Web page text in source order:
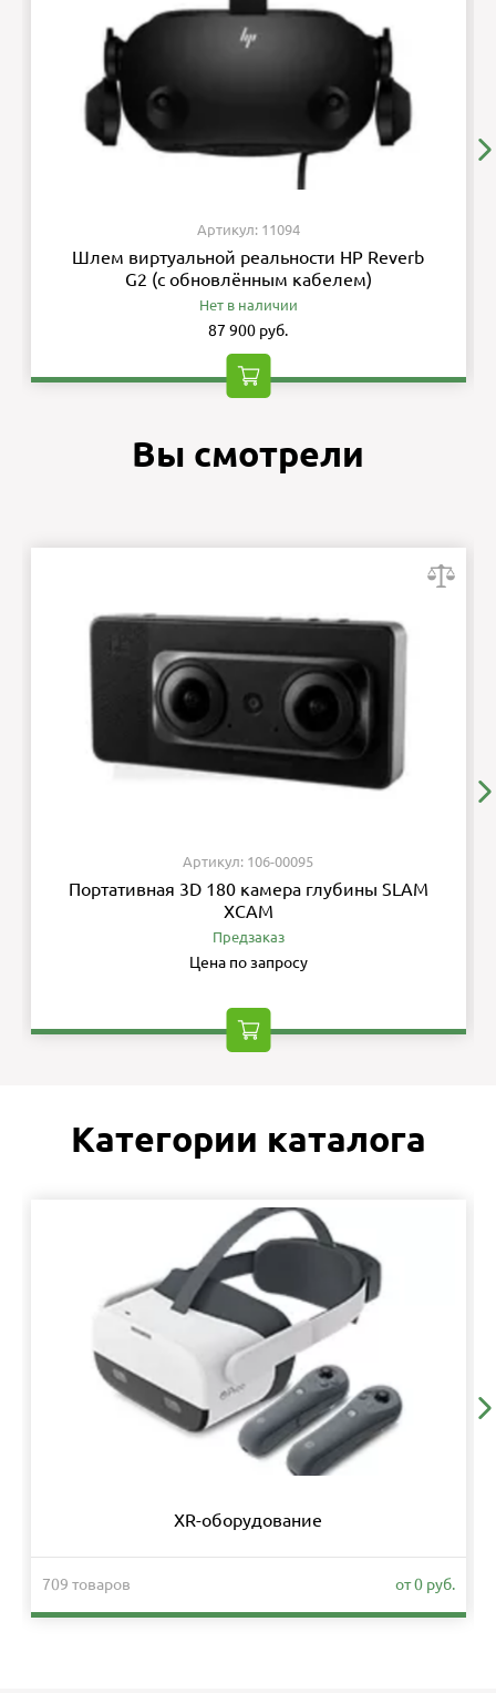
Артикул: 11094
Шлем виртуальной реальности HP Reverb
G2 (с обновлённым кабелем)
Нет в наличии
87 900 руб.
Вы смотрели
Артикул: 106-00095
Портативная 3D 180 камера глубины SLAM
XCAM
Предзаказ
Цена по запросу
Категории каталога
XR-оборудование
709 товаров от 0 руб.